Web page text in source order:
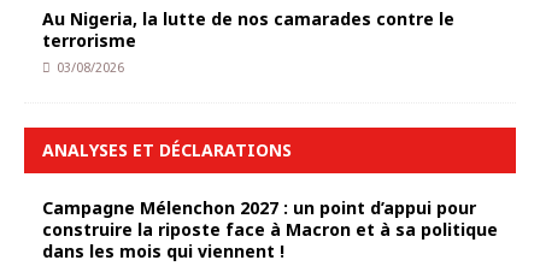
Au Nigeria, la lutte de nos camarades contre le
terrorisme
03/08/2026
ANALYSES ET DÉCLARATIONS
Campagne Mélenchon 2027 : un point d’appui pour
construire la riposte face à Macron et à sa politique
dans les mois qui viennent !